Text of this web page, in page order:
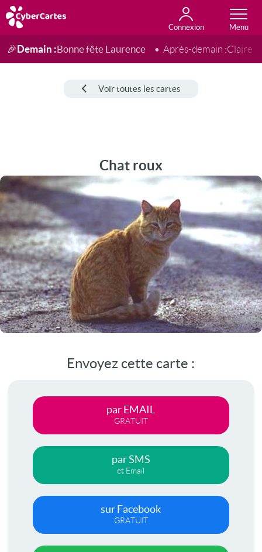
Connexion
Anniversaire
Fête du jour
Amour
Amitié
Merci
Toutes les cartes
🎉Demain :Bonne fête Laurence Après-demain :Claire
Voir toutes les cartes
Chat roux
Envoyez cette carte :
par EMAIL
GRATUIT
par SMS
et Email
sur Facebook
GRATUIT